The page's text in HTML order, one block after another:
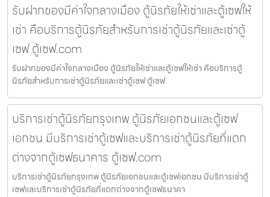
รับฝากของมีค่าใจกลางเมือง ตู้นิรภัยให้เช่าและตู้เซฟให้
เช่า คือบริการตู้นิรภัยสำหรับการเช่าตู้นิรภัยและเช่าตู้
เซฟ ตู้เซฟ.com
รับฝากของมีค่าใจกลางเมือง ตู้นิรภัยให้เช่าและตู้เซฟให้เช่า คือบริการตู้
นิรภัยสำหรับการเช่าตู้นิรภัยและเช่าตู้เซฟ ตู้เซฟ.
บริการเช่าตู้นิรภัยกรุงเทพ ตู้นิรภัยเอกชนและตู้เซฟ
เอกชน มีบริการเช่าตู้เซฟและบริการเช่าตู้นิรภัยที่แตก
ต่างจากตู้เซฟธนาคาร ตู้เซฟ.com
บริการเช่าตู้นิรภัยกรุงเทพ ตู้นิรภัยเอกชนและตู้เซฟเอกชน มีบริการเช่าตู้
เซฟและบริการเช่าตู้นิรภัยที่แตกต่างจากตู้เซฟธนาคา